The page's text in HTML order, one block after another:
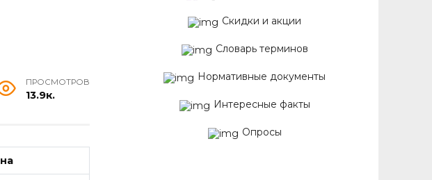
ПРОСМОТРОВ
13.9к.
Скидки и акции
Словарь терминов
Нормативные документы
Интересные факты
Опросы